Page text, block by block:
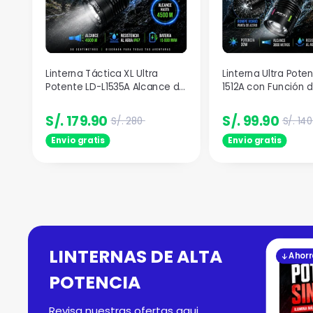
Linterna Táctica XL Ultra
Potente LD-L1535A Alcance de
S/. 179.90 S/. 280
Envio gratis
Linterna Ultra
1512A con Función
3800 m
S/. 99.90 S/. 140
Envio gratis
LINTERNAS DE ALTA
POTENCIA